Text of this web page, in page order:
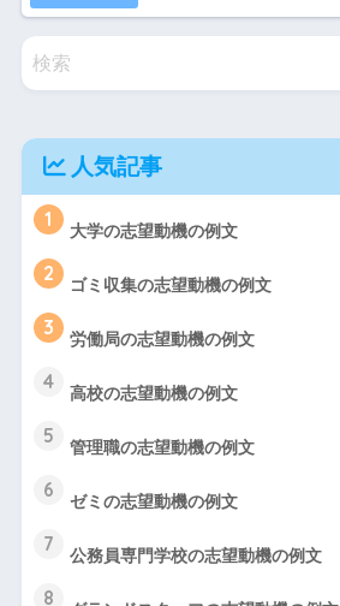
人気記事
1 大学の志望動機の例文
2 ゴミ収集の志望動機の例文
3 労働局の志望動機の例文
4 高校の志望動機の例文
5 管理職の志望動機の例文
6 ゼミの志望動機の例文
7 公務員専門学校の志望動機の例文
8